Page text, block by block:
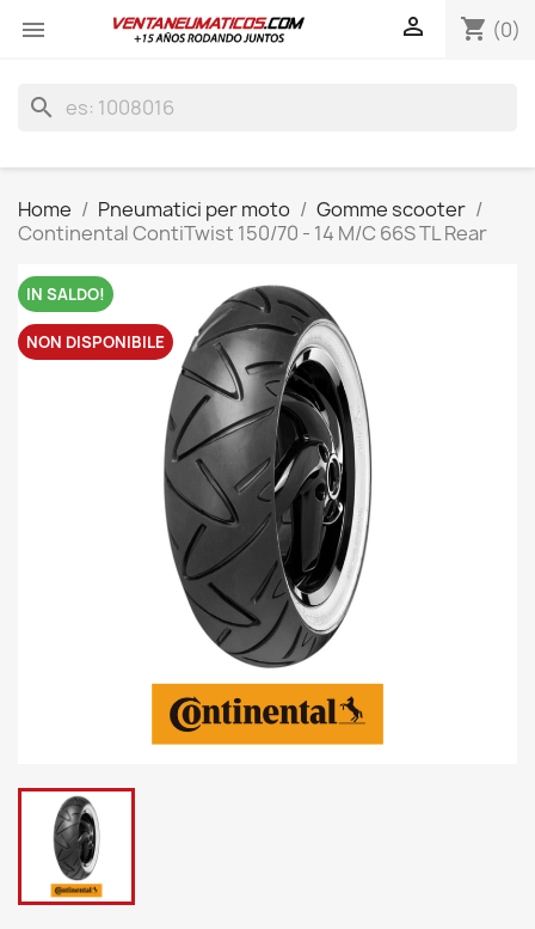
 shopping_cart (0)

search
Home Pneumatici per moto
Gomme scooter
Continental ContiTwist 150/70 - 14 M/C 66S TL Rear
IN SALDO!
NON DISPONIBILE